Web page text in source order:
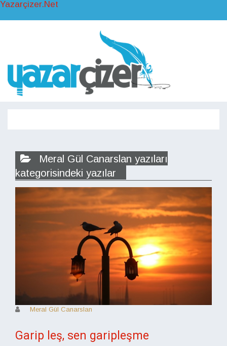
Yazarçizer.Net
Meral Gül Canarslan yazıları
kategorisindeki yazılar
Meral Gül Canarslan
Garip leş, sen garipleşme